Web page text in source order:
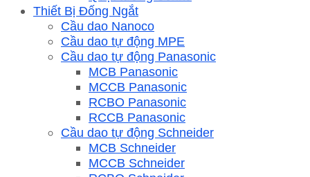
Thiết Bị Đống Ngắt
Cầu dao Nanoco
Cầu dao tự động MPE
Cầu dao tự động Panasonic
MCB Panasonic
MCCB Panasonic
RCBO Panasonic
RCCB Panasonic
Cầu dao tự động Schneider
MCB Schneider
MCCB Schneider